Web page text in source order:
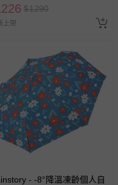
$1290
上架
- -8°降溫凍齡個人自